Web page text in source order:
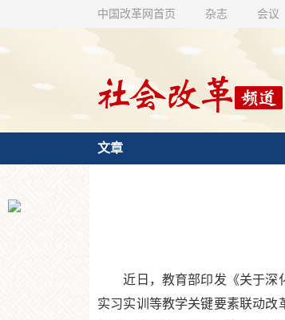
中国改革网首页 杂志 会议
文章
近日，教育部印发《关于深化
实习实训等教学关键要素联动